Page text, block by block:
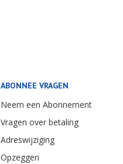
ABONNEE VRAGEN
Neem een Abonnement
Vragen over betaling
Adreswijziging
Opzeggen